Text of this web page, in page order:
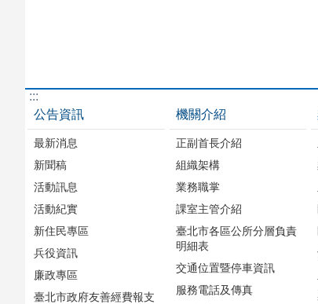
:::
公告資訊
最新消息
新聞稿
活動訊息
活動紀實
新住民專區
兵役資訊
廉政專區
臺北市政府友善經費報支
機關介紹
正副首長介紹
組織架構
業務職掌
課室主管介紹
臺北市各區公所分層負責
明細表
交通位置暨停車資訊
服務電話及傳真